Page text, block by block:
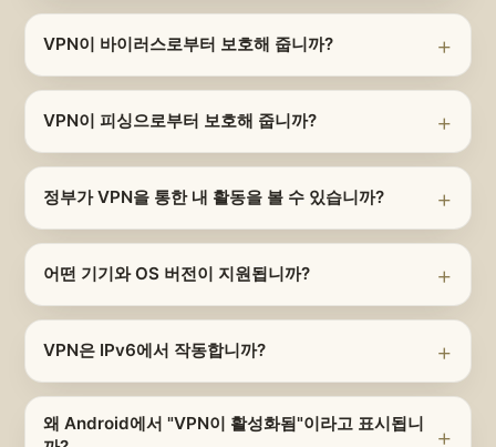
VPN이 바이러스로부터 보호해 줍니까?
VPN이 피싱으로부터 보호해 줍니까?
정부가 VPN을 통한 내 활동을 볼 수 있습니까?
어떤 기기와 OS 버전이 지원됩니까?
VPN은 IPv6에서 작동합니까?
왜 Android에서 "VPN이 활성화됨"이라고 표시됩니